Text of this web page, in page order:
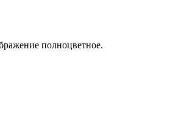
полноцветное.